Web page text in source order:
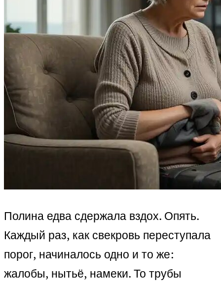
Полина едва сдержала вздох. Опять.
Каждый раз, как свекровь переступала
порог, начиналось одно и то же:
жалобы, нытьё, намеки. То трубы